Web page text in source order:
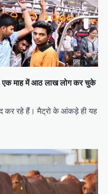
एक माह में आठ लाख लोग कर चुके
कर रहे हैं। मैट्रो के आंकड़े ही यह